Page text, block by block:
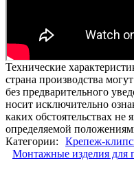
Технические
страна производства
без предварительного
носит исключительно
каких обстоятельствах не
определяемой
Категории:
Крепеж-
Монтажные изделия для